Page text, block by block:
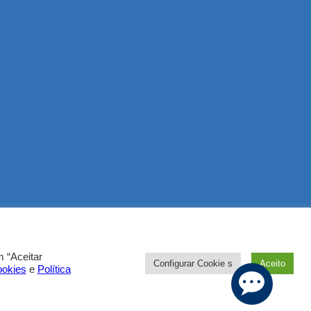
“Aceitar
e Política
Configurar Cookie s Aceito